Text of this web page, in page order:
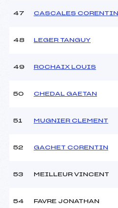
47 CASCALES CORENTIN
48 LEGER TANGUY
49 ROCHAIX LOUIS
50 CHEDAL GAETAN
51 MUGNIER CLEMENT
52 GACHET CORENTIN
53 MEILLEUR VINCENT
54 FAVRE JONATHAN